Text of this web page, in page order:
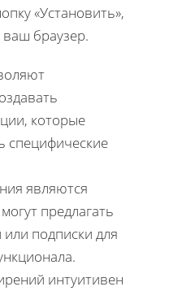
«Установить»,
браузер.
которые
специфические
являются
предлагать
подписки для
интуитивен